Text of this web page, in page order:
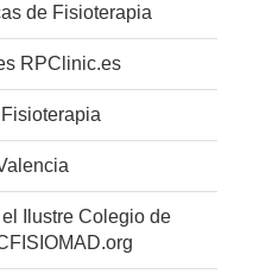
de Fisioterapia
RPClinic.es
Ilustre Colegio de